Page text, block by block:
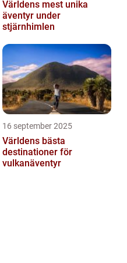
Världens mest unika
äventyr under
stjärnhimlen
16 september 2025
Världens bästa
destinationer för
vulkanäventyr